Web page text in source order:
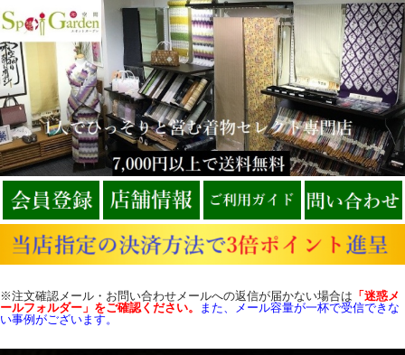
※注文確認メール・お問い合わせメールへの返信が届かない場合は 「迷惑メ
ールフォルダー」をご確認ください。
また、メール容量が一杯で受信できな
い事例がございます。